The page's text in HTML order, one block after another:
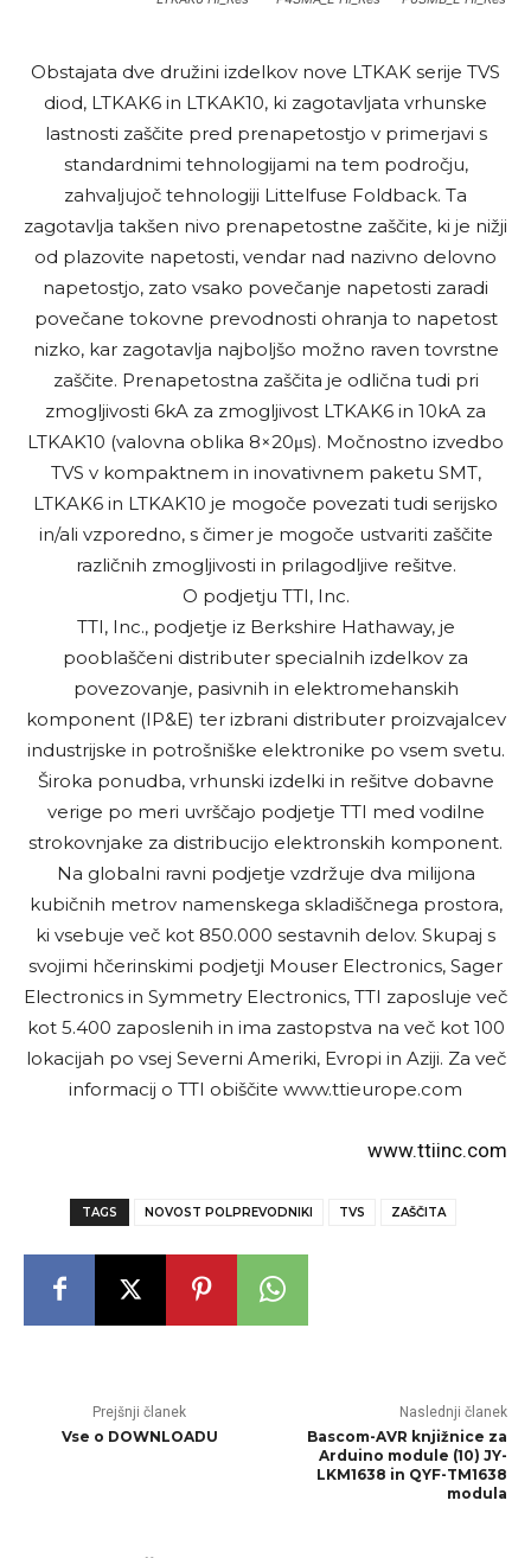
Obstajata dve družini izdelkov nove LTKAK serije TVS
diod, LTKAK6 in LTKAK10, ki zagotavljata vrhunske
lastnosti zaščite pred prenapetostjo v primerjavi s
standardnimi tehnologijami na tem področju,
zahvaljujoč tehnologiji Littelfuse Foldback. Ta
zagotavlja takšen nivo prenapetostne zaščite, ki je nižji
od plazovite napetosti, vendar nad nazivno delovno
napetostjo, zato vsako povečanje napetosti zaradi
povečane tokovne prevodnosti ohranja to napetost
nizko, kar zagotavlja najboljšo možno raven tovrstne
zaščite. Prenapetostna zaščita je odlična tudi pri
zmogljivosti 6kA za zmogljivost LTKAK6 in 10kA za
LTKAK10 (valovna oblika 8×20μs). Močnostno izvedbo
TVS v kompaktnem in inovativnem paketu SMT,
LTKAK6 in LTKAK10 je mogoče povezati tudi serijsko
in/ali vzporedno, s čimer je mogoče ustvariti zaščite
različnih zmogljivosti in prilagodljive rešitve.
O podjetju TTI, Inc.
TTI, Inc., podjetje iz Berkshire Hathaway, je
pooblaščeni distributer specialnih izdelkov za
povezovanje, pasivnih in elektromehanskih
komponent (IP&E) ter izbrani distributer proizvajalcev
industrijske in potrošniške elektronike po vsem svetu.
Široka ponudba, vrhunski izdelki in rešitve dobavne
verige po meri uvrščajo podjetje TTI med vodilne
strokovnjake za distribucijo elektronskih komponent.
Na globalni ravni podjetje vzdržuje dva milijona
kubičnih metrov namenskega skladiščnega prostora,
ki vsebuje več kot 850.000 sestavnih delov. Skupaj s
svojimi hčerinskimi podjetji Mouser Electronics, Sager
Electronics in Symmetry Electronics, TTI zaposluje več
kot 5.400 zaposlenih in ima zastopstva na več kot 100
lokacijah po vsej Severni Ameriki, Evropi in Aziji. Za več
informacij o TTI obiščite www.ttieurope.com
www.ttiinc.com
TAGS NOVOST POLPREVODNIKI TVS ZAŠČITA
Prejšnji članek
Vse o DOWNLOADU
Naslednji članek
Bascom-AVR knjižnice za
Arduino module (10) JY-
LKM1638 in QYF-TM1638
modula